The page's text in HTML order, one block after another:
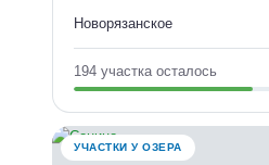
Новорязанское
194 участка осталось
УЧАСТКИ У ОЗЕРА